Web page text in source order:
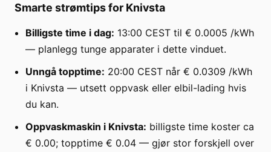
Smarte strømtips for Knivsta
Billigste time i dag: 13:00 CEST til € 0.0005 /kWh
— planlegg tunge apparater i dette vinduet.
Unngå topptime: 20:00 CEST når € 0.0309 /kWh
i Knivsta — utsett oppvask eller elbil-lading hvis
du kan.
Oppvaskmaskin i Knivsta: billigste time koster ca
€ 0.00; topptime € 0.04 — gjør stor forskjell over